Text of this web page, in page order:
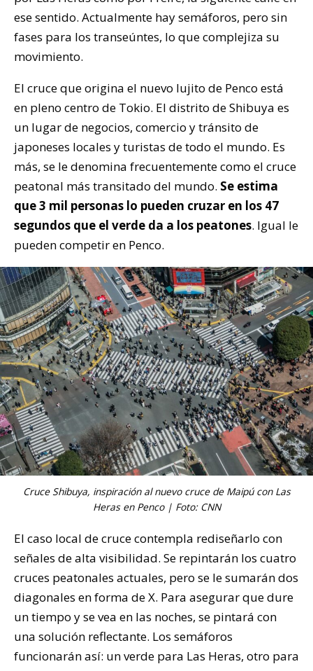
ese sentido. Actualmente hay semáforos, pero sin
fases para los transeúntes, lo que complejiza su
movimiento.
El cruce que origina el nuevo lujito de Penco está
en pleno centro de Tokio. El distrito de Shibuya es
un lugar de negocios, comercio y tránsito de
japoneses locales y turistas de todo el mundo. Es
más, se le denomina frecuentemente como el cruce
peatonal más transitado del mundo. Se estima
que 3 mil personas lo pueden cruzar en los 47
segundos que el verde da a los peatones. Igual le
pueden competir en Penco.
Cruce Shibuya, inspiración al nuevo cruce de Maipú con Las
Heras en Penco | Foto: CNN
El caso local de cruce contempla rediseñarlo con
señales de alta visibilidad. Se repintarán los cuatro
cruces peatonales actuales, pero se le sumarán dos
diagonales en forma de X. Para asegurar que dure
un tiempo y se vea en las noches, se pintará con
una solución reflectante. Los semáforos
funcionarán así: un verde para Las Heras, otro para